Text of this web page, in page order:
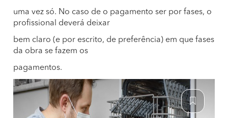
uma vez só. No caso de o pagamento ser por fases, o
profissional deverá deixar
bem claro (e por escrito, de preferência) em que fases
da obra se fazem os
pagamentos.